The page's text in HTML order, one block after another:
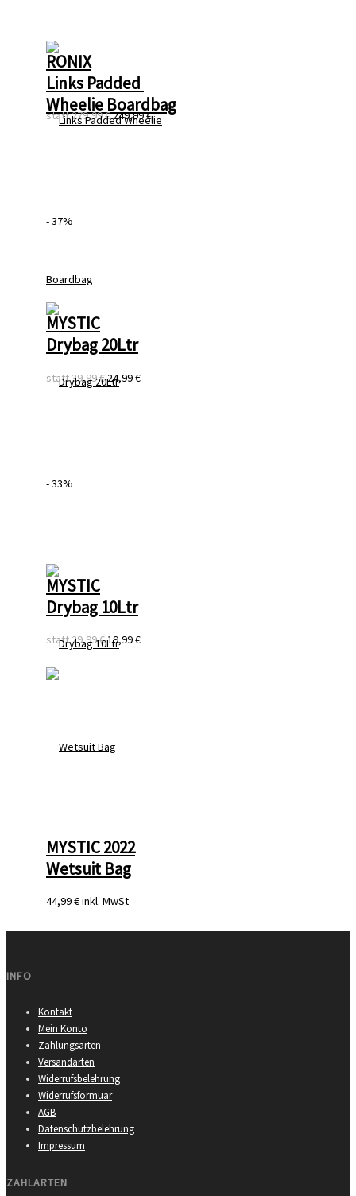
RONIX
Links Padded
Wheelie Boardbag
statt279,99 €249,99 €
- 37%
MYSTIC
Drybag 20Ltr
statt39,99 €24,99 €
- 33%
MYSTIC
Drybag 10Ltr
statt29,99 €19,99 €
MYSTIC 2022
Wetsuit Bag
44,99 €inkl. MwSt
INFO
Kontakt
Mein Konto
Zahlungsarten
Versandarten
Widerrufsbelehrung
Widerrufsformuar
AGB
Datenschutzbelehrung
Impressum
ZAHLARTEN